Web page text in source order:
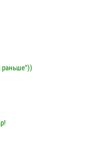
раньше"))